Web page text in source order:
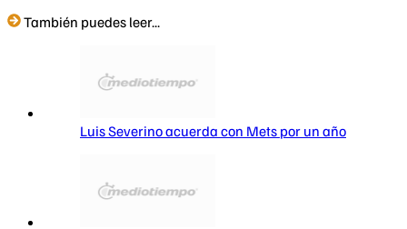
También puedes leer...
Luis Severino acuerda con Mets por un año